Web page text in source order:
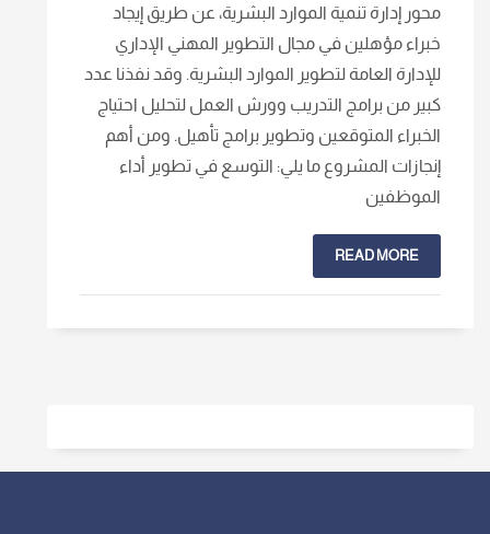
محور إدارة تنمية الموارد البشرية، عن طريق إيجاد
خبراء مؤهلين في مجال التطوير المهني الإداري
للإدارة العامة لتطوير الموارد البشرية. وقد نفذنا عدد
كبير من برامج التدريب وورش العمل لتحليل احتياج
الخبراء المتوقعين وتطوير برامج تأهيل. ومن أهم
إنجازات المشروع ما يلي: التوسع في تطوير أداء
الموظفين
READ MORE